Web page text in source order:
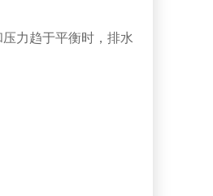
力趋于平衡时，排水